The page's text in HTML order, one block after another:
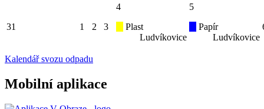
31 1 2 3
4
Plast
Ludvíkovice
5
Papír
Ludvíkovice
Kalendář svozu odpadu
Mobilní aplikace